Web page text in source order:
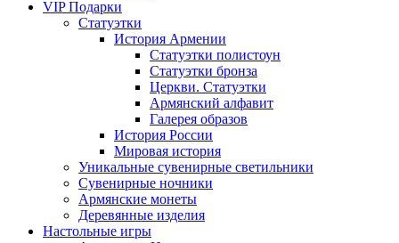
VIP Подарки
Статуэтки
История Армении
Статуэтки полистоун
Статуэтки бронза
Церкви. Статуэтки
Армянский алфавит
Галерея образов
История России
Мировая история
Уникальные сувенирные светильники
Сувенирные ночники
Армянские монеты
Деревянные изделия
Настольные игры